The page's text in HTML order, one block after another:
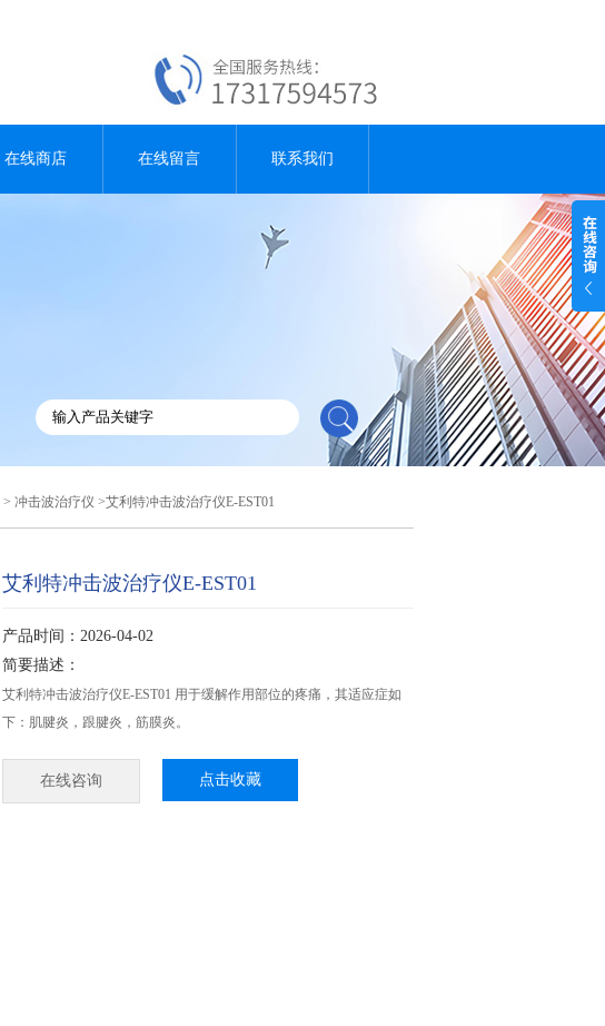
在线商店 在线留言 联系我们
> 冲击波治疗仪 >艾利特冲击波治疗仪E-EST01
艾利特冲击波治疗仪E-EST01
产品时间：2026-04-02
简要描述：
艾利特冲击波治疗仪E-EST01 用于缓解作用部位的疼痛，其适应症如
下：肌腱炎，跟腱炎，筋膜炎。
在线咨询 点击收藏